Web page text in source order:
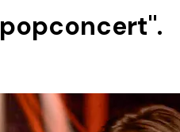
popconcert".